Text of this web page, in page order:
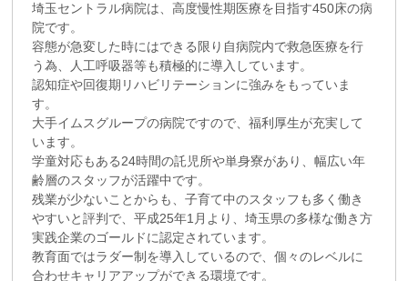
埼玉セントラル病院は、高度慢性期医療を目指す450床の病
院です。
容態が急変した時にはできる限り自病院内で救急医療を行
う為、人工呼吸器等も積極的に導入しています。
認知症や回復期リハビリテーションに強みをもっていま
す。
大手イムスグループの病院ですので、福利厚生が充実して
います。
学童対応もある24時間の託児所や単身寮があり、幅広い年
齢層のスタッフが活躍中です。
残業が少ないことからも、子育て中のスタッフも多く働き
やすいと評判で、平成25年1月より、埼玉県の多様な働き方
実践企業のゴールドに認定されています。
教育面ではラダー制を導入しているので、個々のレベルに
合わせキャリアアップができる環境です。